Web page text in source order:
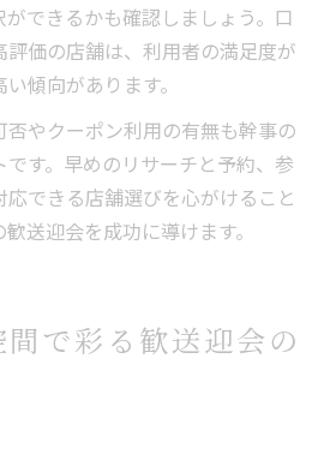
できるかも確認しましょう。口
評価の店舗は、利用者の満足度が
傾向があります。
否やクーポン利用の有無も幹事の
す。早めのリサーチと予約、参
できる店舗選びを心がけること
送迎会を成功に導けます。
で彩る歓送迎会の